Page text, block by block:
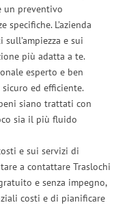
un preventivo
L’azienda
e sui
più adatta a te.
esperto e ben
ed efficiente.
siano trattati con
sia il più fluido
e sui servizi di
a contattare Traslochi
e senza impegno,
costi e di pianificare